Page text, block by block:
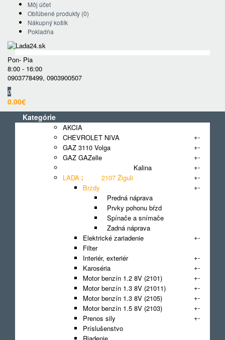
Môj účet
Obľúbené produkty (0)
Nákupný košík
Pokladňa
Pon- Pia
8:00 - 16:00
0903778499, 0903900507
0
0.00€
Kategórie
AKCIA
CHEVROLET NIVA
+-
GAZ 3110 Volga
+-
GAZ GAZelle
+-
LADA 1118, 1117, 1119 Kalina
+-
LADA 2101 - 2107 Žiguli
+-
Brzdy
+-
Predná náprava
Prvky pohonu bŕzd
Spínače a snímače
Zadná náprava
Elektrické zariadenie
+-
Filter
Interiér, exteriér
+-
Karoséria
+-
Motor benzín 1.2 8V (2101)
+-
Motor benzín 1.3 8V (21011)
+-
Motor benzín 1.3 8V (2105)
+-
Motor benzín 1.5 8V (2103)
+-
Prenos sily
+-
Príslušenstvo